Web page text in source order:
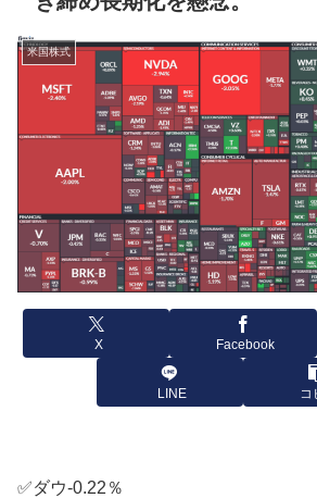
米国株式
X Facebook
LINE コ
✅ダウ-0.22％